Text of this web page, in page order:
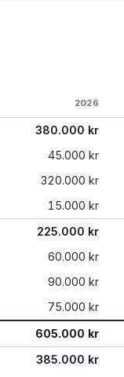
2026
380.000 kr
45.000 kr
320.000 kr
15.000 kr
225.000 kr
60.000 kr
90.000 kr
75.000 kr
605.000 kr
385.000 kr